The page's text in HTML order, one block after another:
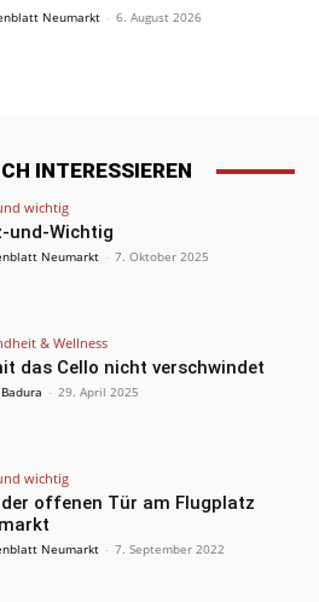
Neumarkt - 6. August 2026
INTERESSIEREN
wichtig
und-Wichtig
Neumarkt - 7. Oktober 2025
& Wellness
das Cello nicht verschwindet
- 29. April 2025
wichtig
offenen Tür am Flugplatz
Neumarkt - 7. September 2022